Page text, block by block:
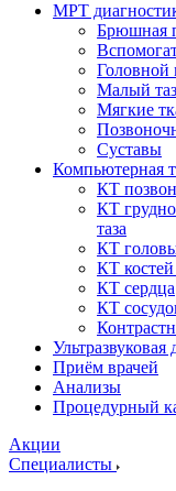
МРТ
Брюшная
Головной
Малый таз
Мягкие
Суставы
Компьютерная
КТ
КТ
таза
КТ
КТ костей
КТ сердца
КТ
Ультразвуковая
Приём врачей
Анализы
Процедурный
Акции
Специалисты